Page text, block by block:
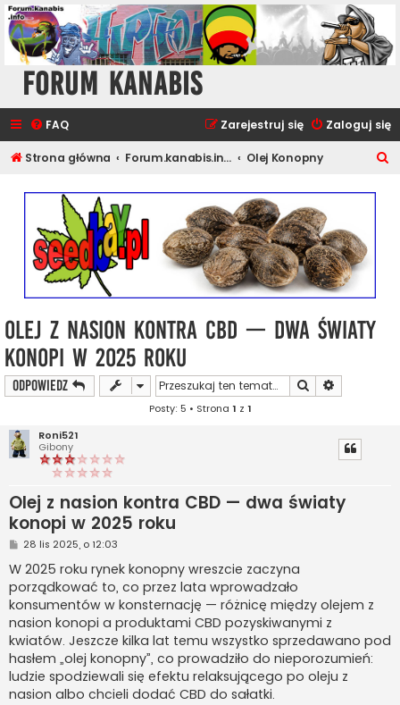
Forum Kanabis
FAQ Zaloguj się
Zarejestruj się
Strona główna Forum.kanabis.info - Ganja Tematy Olej Konopny
Olej z nasion kontra CBD — dwa światy
konopi w 2025 roku
ODPOWIEDZ Szukaj
Posty: 5 • Strona 1 z 1
Roni521
Gibony
Olej z nasion kontra CBD — dwa światy
konopi w 2025 roku
P
s
28 lis 2025, o 12:03
W 2025 roku rynek konopny wreszcie zaczyna
porządkować to, co przez lata wprowadzało
konsumentów w konsternację — różnicę między olejem z
nasion konopi a produktami CBD pozyskiwanymi z
kwiatów. Jeszcze kilka lat temu wszystko sprzedawano pod
hasłem „olej konopny”, co prowadziło do nieporozumień:
ludzie spodziewali się efektu relaksującego po oleju z
nasion albo chcieli dodać CBD do sałatki.